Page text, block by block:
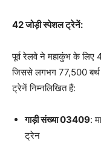
42 जोड़ी स्पेशल ट्रेनें:
पूर्व रेलवे ने महाकुंभ के लिए
जिससे लगभग 77,500 बर्थ
ट्रेनें निम्नलिखित हैं:
गाड़ी संख्या 03409:
ट्रेन